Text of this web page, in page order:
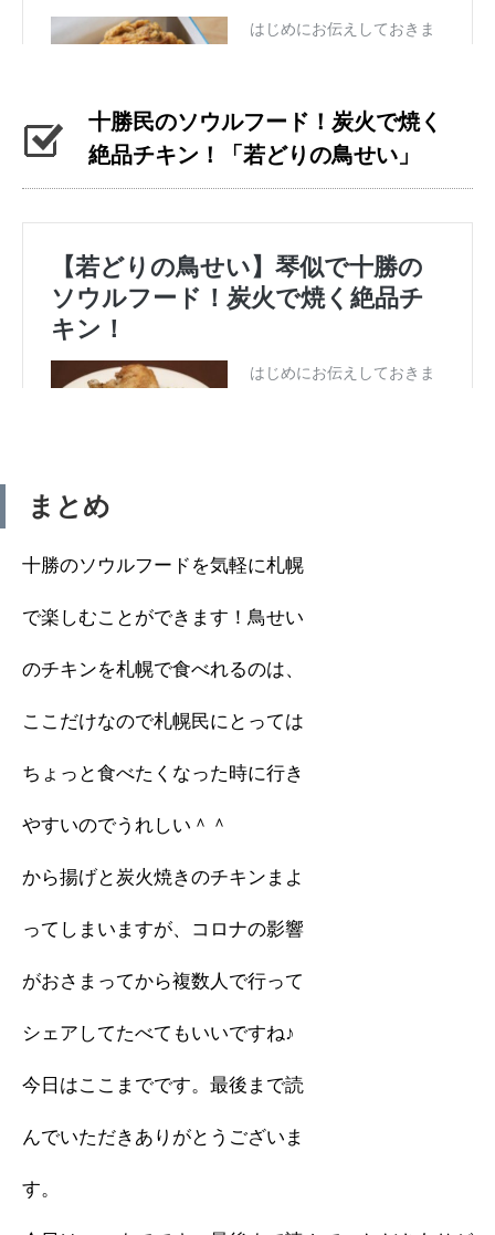
十勝民のソウルフード！炭火で焼く
絶品チキン！「若どりの鳥せい」
まとめ
十勝のソウルフードを気軽に札幌
で楽しむことができます！鳥せい
のチキンを札幌で食べれるのは、
ここだけなので札幌民にとっては
ちょっと食べたくなった時に行き
やすいのでうれしい＾＾
から揚げと炭火焼きのチキンまよ
ってしまいますが、コロナの影響
がおさまってから複数人で行って
シェアしてたべてもいいですね♪
今日はここまでです。最後まで読
んでいただきありがとうございま
す。